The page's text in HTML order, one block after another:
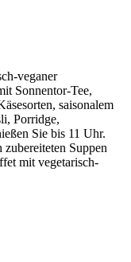
veganer
Sonnentor-Tee,
saisonalem
Porridge,
Sie bis 11 Uhr.
Suppen
mit vegetarisch-